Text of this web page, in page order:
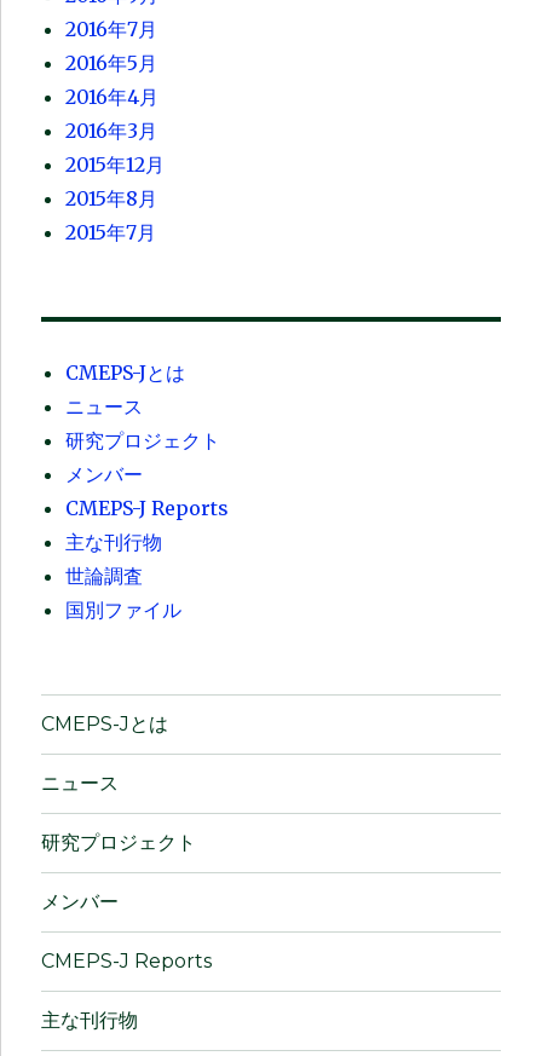
2016年7月
2016年5月
2016年4月
2016年3月
2015年12月
2015年8月
2015年7月
CMEPS-Jとは
ニュース
研究プロジェクト
メンバー
CMEPS-J Reports
主な刊行物
世論調査
国別ファイル
CMEPS-Jとは
ニュース
研究プロジェクト
メンバー
CMEPS-J Reports
主な刊行物